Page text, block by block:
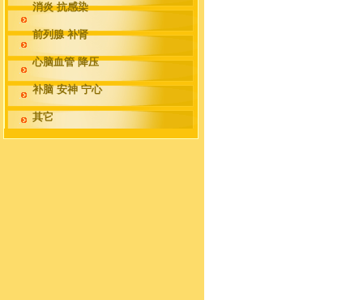
消炎 抗感染
前列腺 补肾
心脑血管 降压
补脑 安神 宁心
其它